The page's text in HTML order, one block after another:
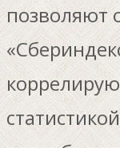
позволяют